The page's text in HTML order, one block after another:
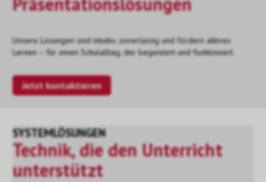
Unsere Lösungen sind intuitiv, zuverlässig und fördern aktives
Lernen – für einen Schulalltag, der begeistert und funktioniert.
Jetzt kontaktieren
SYSTEMLÖSUNGEN
Technik, die den Unterricht
unterstützt